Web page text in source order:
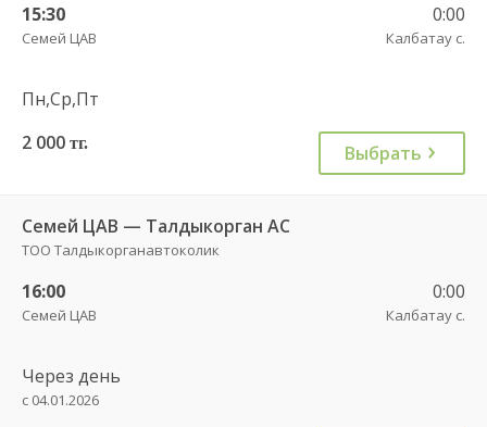
15:30
Семей ЦАВ
0:00
Калбатау с.
Пн,Ср,Пт
2 000 тг. Выбрать
Семей ЦАВ — Талдыкорган АС
ТОО Талдыкорганавтоколик
16:00
Семей ЦАВ
0:00
Калбатау с.
Через день
с 04.01.2026